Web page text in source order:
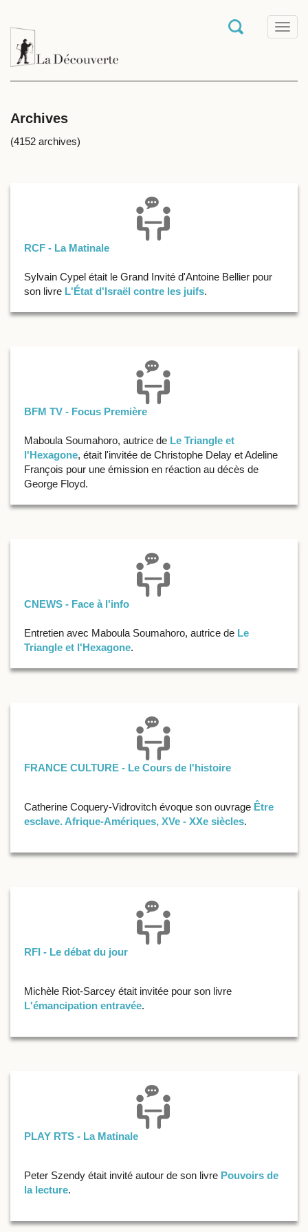
T
o
Archives
(4152 archives)
RCF - La Matinale
Sylvain Cypel était le Grand Invité d'Antoine Bellier pour
son livre L'État d'Israël contre les juifs.
BFM TV - Focus Première
Maboula Soumahoro, autrice de Le Triangle et
l'Hexagone, était l'invitée de Christophe Delay et Adeline
François pour une émission en réaction au décès de
George Floyd.
CNEWS - Face à l'info
Entretien avec Maboula Soumahoro, autrice de Le
Triangle et l'Hexagone.
FRANCE CULTURE - Le Cours de l'histoire
Catherine Coquery-Vidrovitch évoque son ouvrage Être
esclave. Afrique-Amériques, XVe - XXe siècles.
RFI - Le débat du jour
Michèle Riot-Sarcey était invitée pour son livre
L'émancipation entravée.
PLAY RTS - La Matinale
Peter Szendy était invité autour de son livre Pouvoirs de
la lecture.